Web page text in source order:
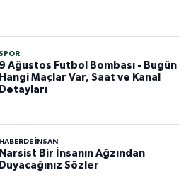
SPOR
9 Ağustos Futbol Bombası - Bugün
Hangi Maçlar Var, Saat ve Kanal
Detayları
HABERDE INSAN
Narsist Bir İnsanın Ağzından
Duyacağınız Sözler